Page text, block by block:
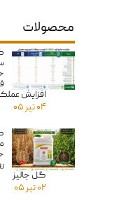
محصولات
افزایش
۰۴ تیر ۰۵
گل جالیز
۰۲ تیر ۰۵